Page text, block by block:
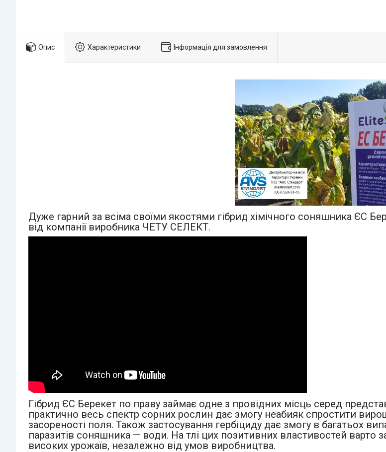
Опис Характеристики Інформація для замовлення
Дуже гарний за всіма своїми якостями гібрид хімічного соняшника ЄС
від компанії виробника ЧЕТУ СЕЛЕКТ.
Гібрид ЄС Берекет по праву займає одне з провідних місць серед
практично весь спектр сорних рослин дає змогу неабияк спростити
засореності поля. Також застосування гербіциду дає змогу в багатьох
паразитів соняшника — води. На тлі цих позитивних властивостей варто
високих урожаїв, незалежно від умов виробництва.